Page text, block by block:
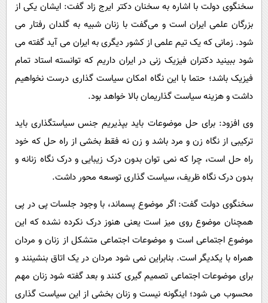
سخنگوی دولت با اشاره به سخنان دکتر ایرج زاد گفت: ایشان یکی از
بزرگان علمی ایران است و می‌گفت با زنان شبیه به گلدان رفتار می
شود. زمانی که یک تیم علمی از کشور دیگری به ایران می آید گفته می
شود ببینید دکتران فیزیک زنی در ایران داریم که توانسته استاد تمام
فیزیک باشد؛ حتما با این نگاه امکان سیاست گذاری درست نخواهیم
داشت و هزینه سیاست گذاریمان بالا خواهد بود.
وی افزود: برای حل موضوعات باید بپذیریم جنس سیاستگذاری باید
ترکیبی از نگاه زن و مرد باشد و زن نه فقط بخشی از راه حل که خود
راه حل است، چرا که نمی توان بدون درک زیبایی و درک نگاه زنانه و
بدون درک نگاه ظریف، سیاست گذاری توسعه محور داشت.
سخنگوی دولت گفت: اگر موضوع پسماند، با وجود جلسات پی در پی
همچنان موضوع روی میز است یعنی هنوز درک نکرده نشده که این
موضوع اجتماعی است و موضوعات اجتماعی متشکل از زنان و مردان
همراه با یکدیگر است. بنابراین نمی شود مردان در یک اتاق بنشینند و
برای موضوعات اجتماعی تصمیم گیری کنند و بعد گفته شود زنان مهم
محسوب می شود؛ اینگونه نیست و زنان بخشی از این سیاست گذاری